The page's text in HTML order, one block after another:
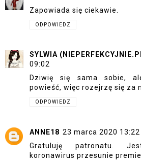
Zapowiada się ciekawie.
ODPOWIEDZ
SYLWIA
09:02
Dziwię się sama sobie,
powieść, więc rozejrzę się za
ODPOWIEDZ
ANNE18 23 marca 2020 13:22
Gratuluję patronatu.
koronawirus przesunie